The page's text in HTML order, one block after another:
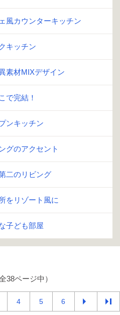
風カウンターキッチン
キッチン
素材MIXデザイン
で完結！
ンキッチン
グのアクセント
二のリビング
をリゾート風に
子ども部屋
38ページ中）
4 5 6